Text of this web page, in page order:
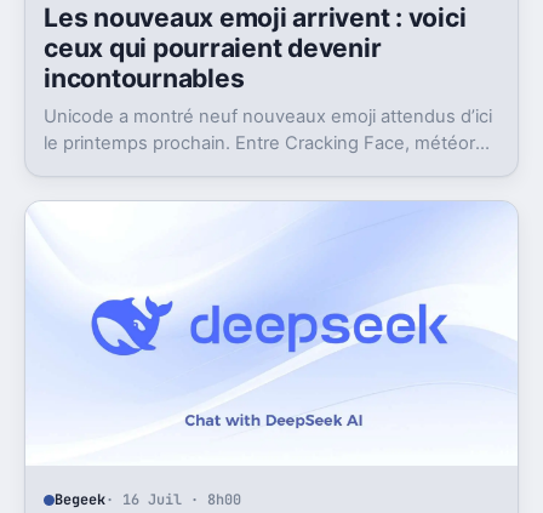
Les nouveaux emoji arrivent : voici
ceux qui pourraient devenir
incontournables
Unicode a montré neuf nouveaux emoji attendus d’ici
le printemps prochain. Entre Cracking Face, météore
Begeek· 16 Juil · 8h00